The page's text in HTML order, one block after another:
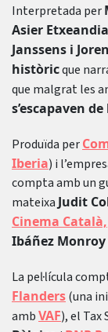
Interpretada per
Asier
Janssens i
històricque
que malgrat les
s’escapaven
Produïda per
Iberia) i
compta amb un
mateixa Judit
Cinema Català,
Ibáñez Monroy
La pel·lícula
Flanders(una
ambVAF), el Tax